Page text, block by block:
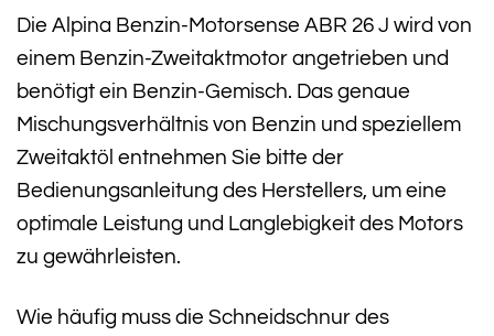
Die Alpina Benzin-Motorsense ABR 26 J wird von
einem Benzin-Zweitaktmotor angetrieben und
benötigt ein Benzin-Gemisch. Das genaue
Mischungsverhältnis von Benzin und speziellem
Zweitaktöl entnehmen Sie bitte der
Bedienungsanleitung des Herstellers, um eine
optimale Leistung und Langlebigkeit des Motors
zu gewährleisten.
Wie häufig muss die Schneidschnur des